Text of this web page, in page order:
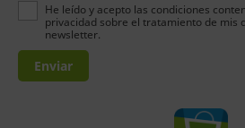
He leído y acepto las condiciones
privacidad sobre el tratamiento de mis
newsletter.
Enviar